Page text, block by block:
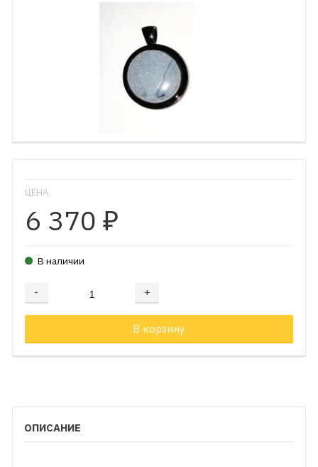
ЦЕНА
6 370 ₽
В наличии
- +
Добавляется...
В корзину
Добавлен
ОПИСАНИЕ